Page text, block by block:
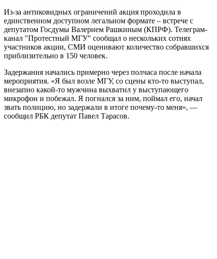
Из-за антиковидных ограничений акция проходила в
единственном доступном легальном формате – встрече с
депутатом Госдумы Валерием Рашкиным (КПРФ). Телеграм-
канал "Протестный МГУ" сообщал о нескольких сотнях
участников акции, СМИ оценивают количество собравшихся
приблизительно в 150 человек.
Задержания начались примерно через полчаса после начала
мероприятия. «Я был возле МГУ, со сцены кто-то выступал,
внезапно какой-то мужчина выхватил у выступающего
микрофон и побежал. Я погнался за ним, поймал его, начал
звать полицию, но задержали в итоге почему-то меня», —
сообщил РБК депутат Павел Тарасов.